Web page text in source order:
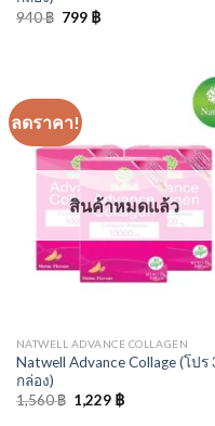
940฿ Original
799 ฿Current
ลดราคา!
สินค้าหมดแล้ว
NATWELL ADVANCE COLLAGEN
Natwell Advance Collage (โปร
กล่อง)
1,560฿ Original
price
1,229 ฿Current